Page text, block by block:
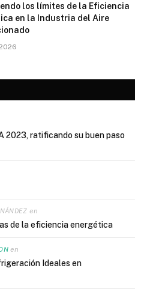
los límites de la Eficiencia
en la Industria del Aire
2023, ratificando su buen paso
en
de la eficiencia energética
en
Ideales en